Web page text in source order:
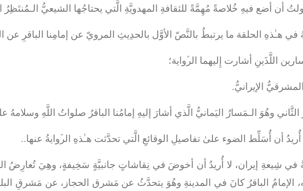
أن أضع فيهِ خُلاصةً مُهِمَّةً للثقافةِ المهدويَّةِ الَّتي يحتاجُها الشيعيُّ الـمُنتَظِرُ
في هـٰذهِ الحلقة ما يرتبطُ بالنَّصّ الأوَّل بالحدِيثِ المرويّ عن إمامِنا الباقرِ عن
اللَّذَينِ أشارت إِليهما الرﱢواية؛
الإيرانيُّ.
وهُوَ الـمَسارُ اليَمانيُّ الَّذي أشارَ إليهِ إمامُنا الباقرُ صلواتُ اللَّهِ وسلامهُ
أن أُسَلِّط الضوء علىٰ تفاصيلِ الوقائعِ الَّتي تحدَّثت هـٰذهِ الرﱢوايةُ عنها..
في شِيعةِ إيران، لا أُريدُ أن أخوضَ في نِقاشاتٍ جانبيَّةٍ سَخِيفةٍ، وهِيَ تُعارِضُ
الإمامُ الباقرُ كانَ في المدينةِ وهُوَ يتحدَّثُ عن مَشرق الحجاز، عن مَشرقِ